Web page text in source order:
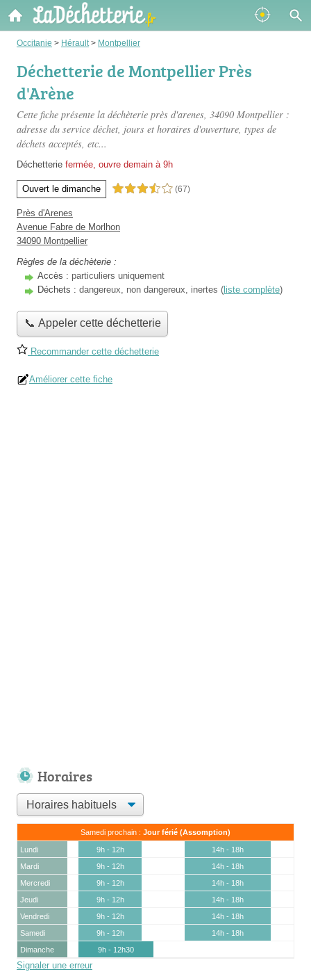
Occitanie > Hérault > Montpellier
Déchetterie de Montpellier Près
d'Arène
Cette fiche présente la déchèterie près d'arenes, 34090 Montpellier :
adresse du service déchet, jours et horaires d'ouverture, types de
déchets acceptés, etc...
Déchetterie fermée, ouvre demain à 9h
Ouvert le dimanche 3,5 étoiles sur 5 (67)
Près d'Arenes
Avenue Fabre de Morlhon
34090 Montpellier
Règles de la déchèterie :
Accès : particuliers uniquement
Déchets : dangereux, non dangereux, inertes ( liste complète)
📞 Appeler cette déchetterie
Recommander cette déchetterie
Améliorer cette fiche
Horaires
Samedi prochain : Jour férié (Assomption)
Lundi 9h - 12h
14h - 18h
Mardi
9h - 12h
14h - 18h
Mercredi
9h - 12h
14h - 18h
Jeudi
9h - 12h
14h - 18h
Vendredi
9h - 12h
14h - 18h
Samedi
9h - 12h
14h - 18h
Dimanche
9h - 12h30
Signaler une erreur